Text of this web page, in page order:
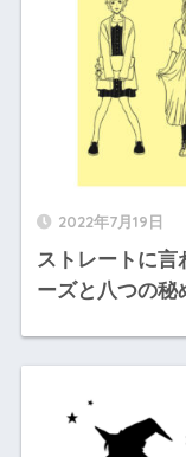
2022年7月19日
ストレートに言
ーズと八つの秘